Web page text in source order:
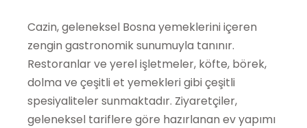
Cazin, geleneksel Bosna yemeklerini içeren
zengin gastronomik sunumuyla tanınır.
Restoranlar ve yerel işletmeler, köfte, börek,
dolma ve çeşitli et yemekleri gibi çeşitli
spesiyaliteler sunmaktadır. Ziyaretçiler,
geleneksel tariflere göre hazırlanan ev yapımı